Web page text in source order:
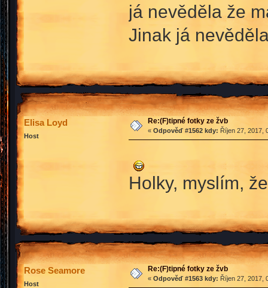
já nevěděla že
Jinak já
Elisa Loyd
Host
Re:(F)tipné fotky ze žvb
« Odpověď #1562 kdy: Říjen 27, 2017,
Holky, myslím,
Rose Seamore
Host
Re:(F)tipné fotky ze žvb
« Odpověď #1563 kdy: Říjen 27, 2017,